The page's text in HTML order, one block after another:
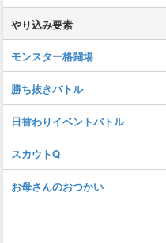
やり込み要素
モンスター格闘場
勝ち抜きバトル
日替わりイベントバトル
スカウトQ
お母さんのおつかい